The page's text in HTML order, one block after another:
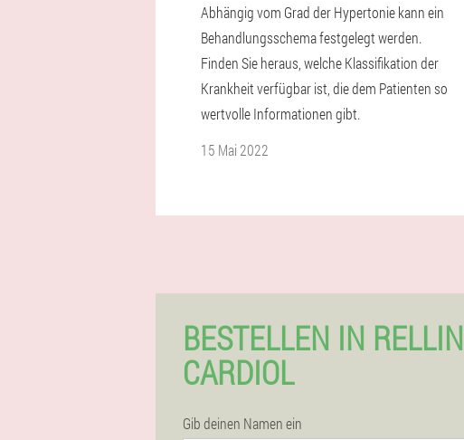
Abhängig vom Grad der Hypertonie kann ein
Behandlungsschema festgelegt werden.
Finden Sie heraus, welche Klassifikation der
Krankheit verfügbar ist, die dem Patienten so
wertvolle Informationen gibt.
15 Mai 2022
BESTELLEN IN
CARDIOL
Gib deinen Namen ein